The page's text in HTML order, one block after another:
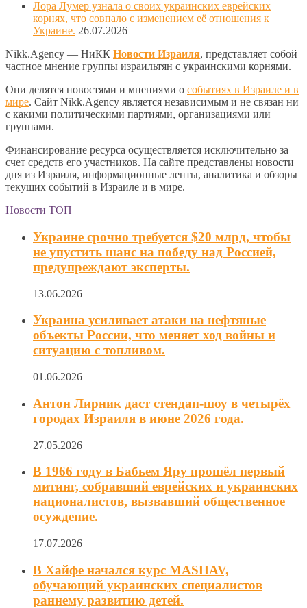
Лора Лумер узнала о своих украинских еврейских
корнях, что совпало с изменением её отношения к
Украине. 26.07.2026
Nikk.Agency — НиКК Новости Израиля, представляет собой
частное мнение группы израильтян с украинскими корнями.
Они делятся новостями и мнениями о событиях в Израиле и в
мире. Сайт Nikk.Agency является независимым и не связан ни
с какими политическими партиями, организациями или
группами.
Финансирование ресурса осуществляется исключительно за
счет средств его участников. На сайте представлены новости
дня из Израиля, информационные ленты, аналитика и обзоры
текущих событий в Израиле и в мире.
Новости ТОП
Украине срочно требуется $20 млрд, чтобы
не упустить шанс на победу над Россией,
предупреждают эксперты.
13.06.2026
Украина усиливает атаки на нефтяные
объекты России, что меняет ход войны и
ситуацию с топливом.
01.06.2026
Антон Лирник даст стендап-шоу в четырёх
городах Израиля в июне 2026 года.
27.05.2026
В 1966 году в Бабьем Яру прошёл первый
митинг, собравший еврейских и украинских
националистов, вызвавший общественное
осуждение.
17.07.2026
В Хайфе начался курс MASHAV,
обучающий украинских специалистов
раннему развитию детей.